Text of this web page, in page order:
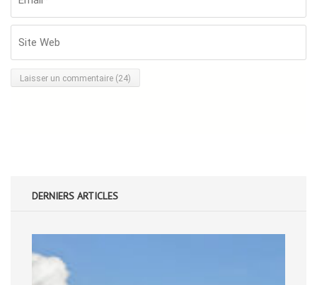
DERNIERS ARTICLES